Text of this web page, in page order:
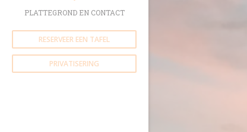
PLATTEGROND EN CONTACT
RESERVEER EEN TAFEL
PRIVATISERING